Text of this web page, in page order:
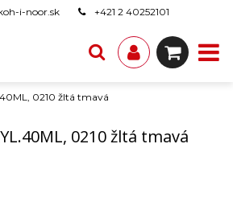
i-noor.sk +421 2 40252101
0210 žltá tmavá
0210 žltá tmavá